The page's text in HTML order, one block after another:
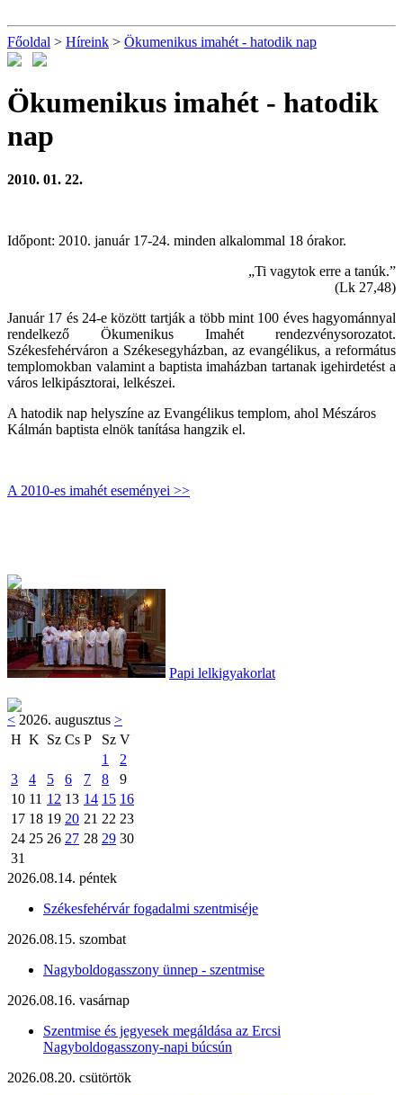
Főoldal > Híreink > Ökumenikus imahét - hatodik nap
Ökumenikus imahét - hatodik
nap
2010. 01. 22.
Időpont: 2010. január 17-24. minden alkalommal 18 órakor.
„Ti vagytok erre a tanúk.”
(Lk 27,48)
Január 17 és 24-e között tartják a több mint 100 éves hagyománnyal
rendelkező Ökumenikus Imahét rendezvénysorozatot.
Székesfehérváron a Székesegyházban, az evangélikus, a református
templomokban valamint a baptista imaházban tartanak igehirdetést a
város lelkipásztorai, lelkészei.
A hatodik nap helyszíne az Evangélikus templom, ahol Mészáros
Kálmán baptista elnök tanítása hangzik el.
A 2010-es imahét eseményei >>
Papi lelkigyakorlat
< 2026. augusztus >
H K Sz Cs P Sz V
1
2
3
4 5 6 7 8
9
10 11 12 13 14 15 16
17 18 19 20 21 22 23
24 25 26 27 28 29 30
31
2026.08.14. péntek
Székesfehérvár fogadalmi szentmiséje
2026.08.15. szombat
Nagyboldogasszony ünnep - szentmise
2026.08.16. vasárnap
Szentmise és jegyesek megáldása az Ercsi
Nagyboldogasszony-napi búcsún
2026.08.20. csütörtök